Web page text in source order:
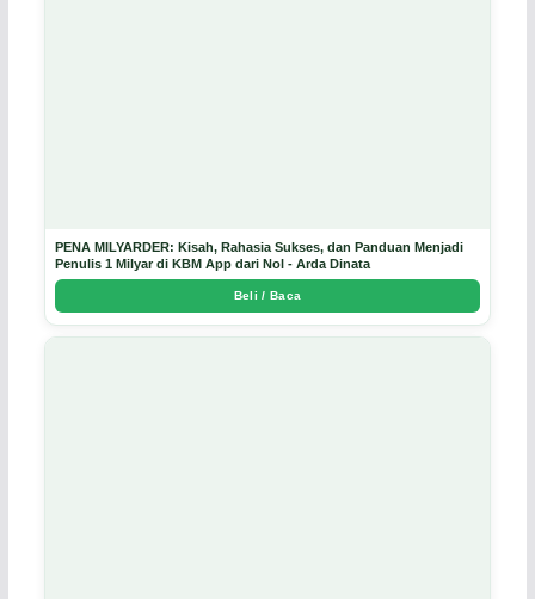
PENA MILYARDER: Kisah, Rahasia Sukses, dan Panduan Menjadi
Penulis 1 Milyar di KBM App dari Nol - Arda Dinata
Beli / Baca